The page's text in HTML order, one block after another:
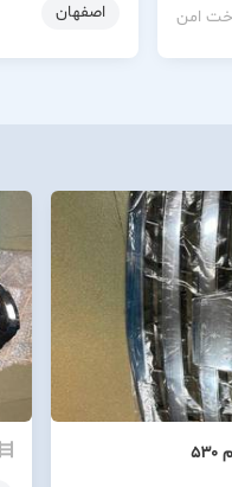
امن
اصفهان